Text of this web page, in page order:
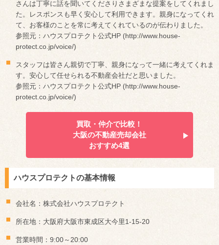
さんは丁寧に話を聞いてくださりさまざまな提案をしてくれまし
た。レスポンスも早く安心して利用できます。親身になってくれ
て、お客様のことを常に考えてくれているのが伝わりました。
参照元：ハウスプロテクト公式HP (http://www.house-
protect.co.jp/voice/)
スタッフは皆さん親切で丁寧、親身になって一緒に考えてくれま
す。安心して任せられる不動産会社だと思いました。
参照元：ハウスプロテクト公式HP (http://www.house-
protect.co.jp/voice/)
買取・仲介で比較！
大阪の不動産売却会社
おすすめ4選
ハウスプロテクトの基本情報
会社名：株式会社ハウスプロテクト
所在地：大阪府大阪市東成区大今里1-15-20
営業時間：9:00～20:00